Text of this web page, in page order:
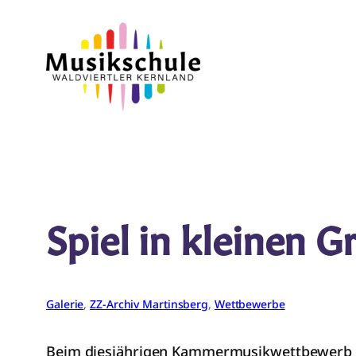
springen
Spiel in kleinen
Galerie, ZZ-Archiv Martinsberg, Wettbewerbe
Beim diesjährigen